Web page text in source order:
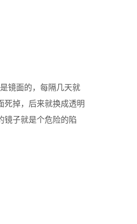
镜面的，每隔几天就
死掉，后来就换成透明
镜子就是个危险的陷